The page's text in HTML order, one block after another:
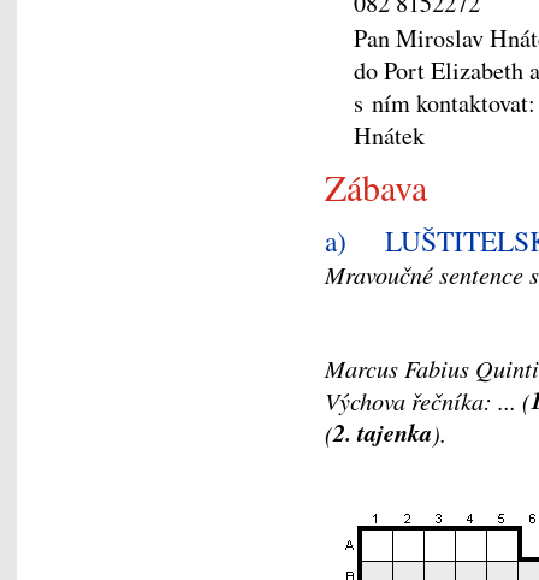
Pan Miroslav
do Port Elizabeth
s ním
Hnátek
Zábava
a)
Mravoučné
Marcus Fabius
Výchova řečníka: ... (
(2. tajenka).